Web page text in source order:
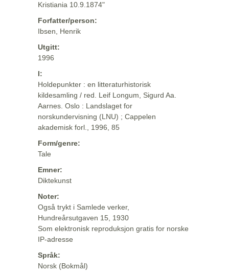
Kristiania 10.9.1874"
Forfatter/person:
Ibsen, Henrik
Utgitt:
1996
I:
Holdepunkter : en litteraturhistorisk
kildesamling / red. Leif Longum, Sigurd Aa.
Aarnes. Oslo : Landslaget for
norskundervisning (LNU) ; Cappelen
akademisk forl., 1996, 85
Form/genre:
Tale
Emner:
Diktekunst
Noter:
Også trykt i Samlede verker,
Hundreårsutgaven 15, 1930
Som elektronisk reproduksjon gratis for norske
IP-adresse
Språk:
Norsk (Bokmål)